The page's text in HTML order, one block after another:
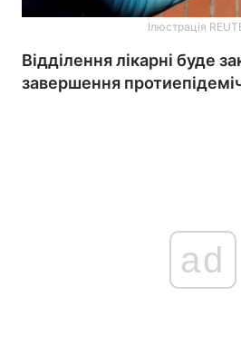
Ілюстрація
Відділення лікарні буде
завершення
ad